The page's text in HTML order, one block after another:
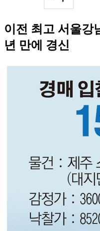
이전 최고 서울강
년 만에 경신